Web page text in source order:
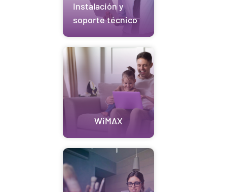
Instalación y
soporte técnico
WiMAX